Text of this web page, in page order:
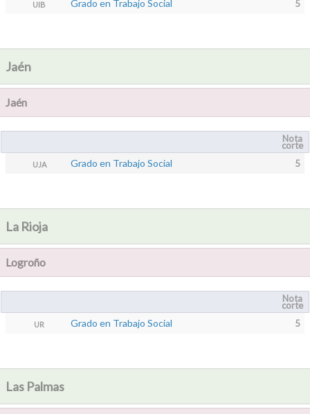
UIB Grado en Trabajo Social 5
Jaén
Jaén
Nota
corte
UJA Grado en Trabajo Social 5
La Rioja
Logroño
Nota
corte
UR Grado en Trabajo Social 5
Las Palmas